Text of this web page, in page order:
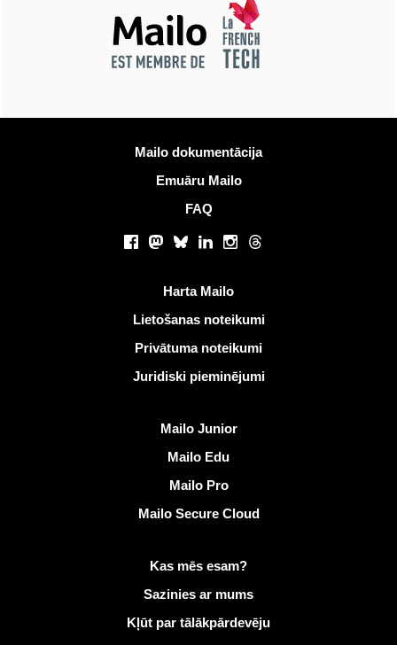
Vairāk informācijasMailo dokumentācija
Emuāru Mailo
FAQ
Facebook
Mastodon
BlueskyLinkedInInstagram
Threads
Harta Mailo
Lietošanas noteikumi
Privātuma noteikumi
Juridiski pieminējumi
Mailo Junior
Mailo Edu
Mailo Pro
Mailo Secure Cloud
Vairāk informācijas vietnē Mailo
Kas mēs esam?
Sazinies ar mums
Kļūt par tālākpārdevēju